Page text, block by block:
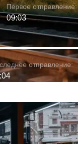
Первое отправление:
09:03
отправление: